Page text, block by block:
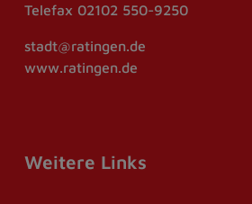
Telefax 02102 550-9250
stadt@ratingen.de
www.ratingen.de
Weitere Links